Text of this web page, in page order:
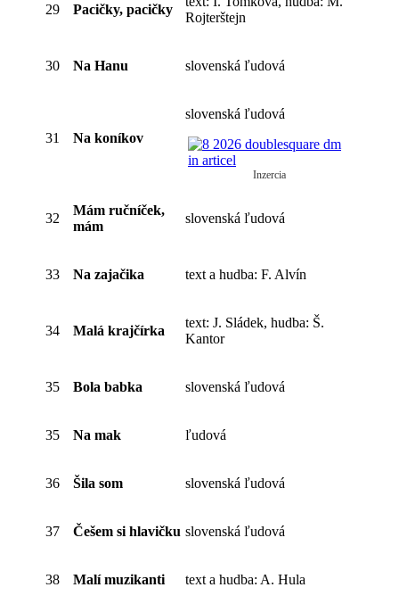
29 Pacičky, pacičky
Rojterštejn
30 Na Hanu slovenská ľudová
31 Na koníkov
slovenská ľudová
Inzercia
32
Mám ručníček,
mám
slovenská ľudová
33 Na zajačika text a hudba: F. Alvín
34 Malá krajčírka
text: J. Sládek, hudba: Š.
Kantor
35 Bola babka slovenská ľudová
35 Na mak ľudová
36 Šila som slovenská ľudová
37 Češem si hlavičku slovenská ľudová
38 Malí muzikanti text a hudba: A. Hula